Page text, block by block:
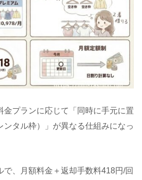
金プランに応じて「同時に手元に置
ンタル枠）」が異なる仕組みになっ
で、月額料金＋返却手数料418円/回